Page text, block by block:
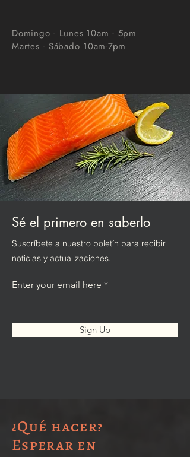
Domingo - Lunes 10am - 5pm
Martes - Sábado 10am-7pm
Sé el primero en saberlo
Suscríbete a nuestro boletín para recibir
noticias y actualizaciones.
Enter your email here
Sign Up
¿Qué hacer?
Esperar en